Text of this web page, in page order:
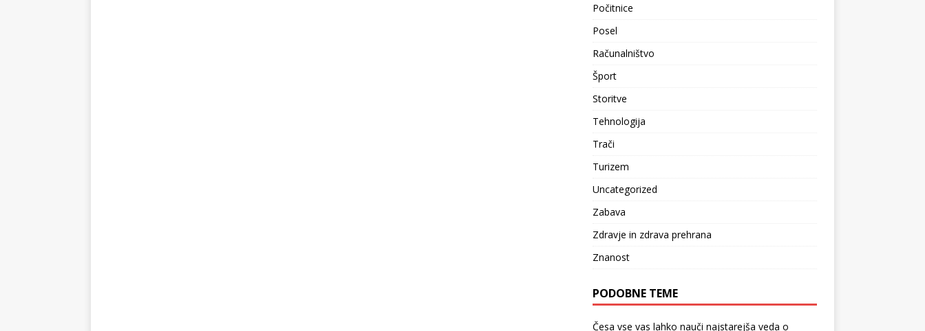
Počitnice
Posel
Računalništvo
Šport
Storitve
Tehnologija
Trači
Turizem
Uncategorized
Zabava
Zdravje in zdrava prehrana
Znanost
PODOBNE TEME
Česa vse vas lahko nauči najstarejša veda o